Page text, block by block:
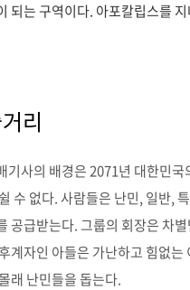
되는 구역이다. 아포칼립스를
리
기사의 배경은 2071년 대한민
수 없다. 사람들은 난민, 일반,
공급받는다. 그룹의 회장은 차
계자인 아들은 가난하고 힘없
래 난민들을 돕는다.